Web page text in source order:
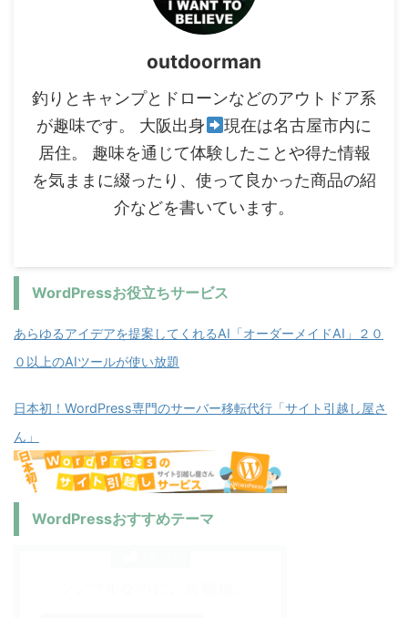
outdoorman
釣りとキャンプとドローンなどのアウトドア系
が趣味です。 大阪出身
現在は名古屋市内に
居住。 趣味を通じて体験したことや得た情報
を気ままに綴ったり、使って良かった商品の紹
介などを書いています。
WordPressお役立ちサービス
あらゆるアイデアを提案してくれるAI「オーダーメイドAI」２０
０以上のAIツールが使い放題
日本初！WordPress専門のサーバー移転代行「サイト引越し屋さ
ん」
WordPressおすすめテーマ